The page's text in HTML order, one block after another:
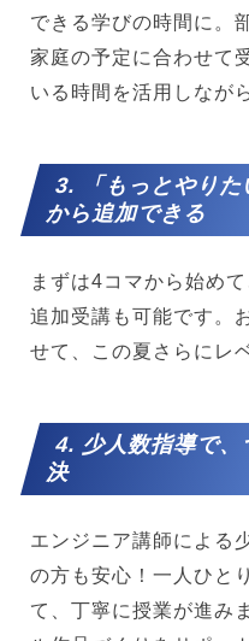
できる学びの時間に。
家庭の予定に合わせて
いる時間を活用しなが
3. 「もっとやりた
から追加できる
まずは4コマから始め
追加受講も可能です。
せて、この夏さらにレ
4. 少人数指導で
決
エンジニア講師による
の方も安心！一人ひと
て、丁寧に授業が進み